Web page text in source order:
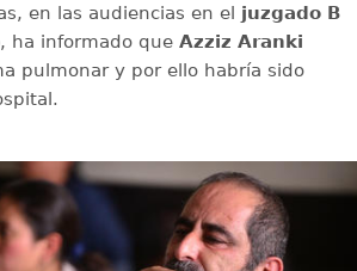
en las audiencias en el juzgado B
, ha informado que Azziz Aranki
pulmonar y por ello habría sido